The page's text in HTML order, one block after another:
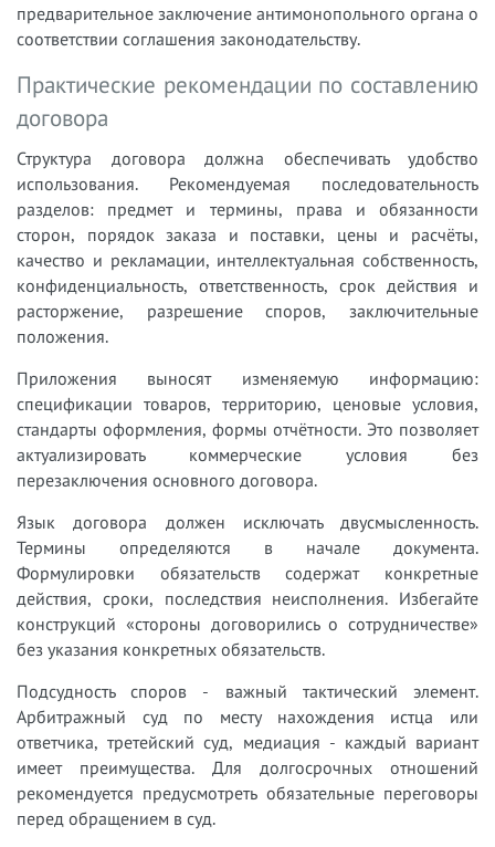
предварительное заключение антимонопольного органа о
соответствии соглашения законодательству.
Практические рекомендации по составлению
договора
Структура договора должна обеспечивать удобство
использования. Рекомендуемая последовательность
разделов: предмет и термины, права и обязанности
сторон, порядок заказа и поставки, цены и расчёты,
качество и рекламации, интеллектуальная собственность,
конфиденциальность, ответственность, срок действия и
расторжение, разрешение споров, заключительные
положения.
Приложения выносят изменяемую информацию:
спецификации товаров, территорию, ценовые условия,
стандарты оформления, формы отчётности. Это позволяет
актуализировать коммерческие условия без
перезаключения основного договора.
Язык договора должен исключать двусмысленность.
Термины определяются в начале документа.
Формулировки обязательств содержат конкретные
действия, сроки, последствия неисполнения. Избегайте
конструкций «стороны договорились о сотрудничестве»
без указания конкретных обязательств.
Подсудность споров - важный тактический элемент.
Арбитражный суд по месту нахождения истца или
ответчика, третейский суд, медиация - каждый вариант
имеет преимущества. Для долгосрочных отношений
рекомендуется предусмотреть обязательные переговоры
перед обращением в суд.